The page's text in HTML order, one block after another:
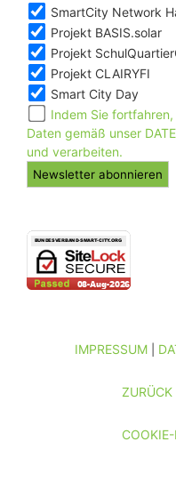
SmartCity Network
Projekt BASIS.solar
Projekt
Projekt CLAIRYFI
Smart City Day
Indem Sie
Daten gemäß unser
und verarbeiten.
IMPRESSUM|
ZURÜCK